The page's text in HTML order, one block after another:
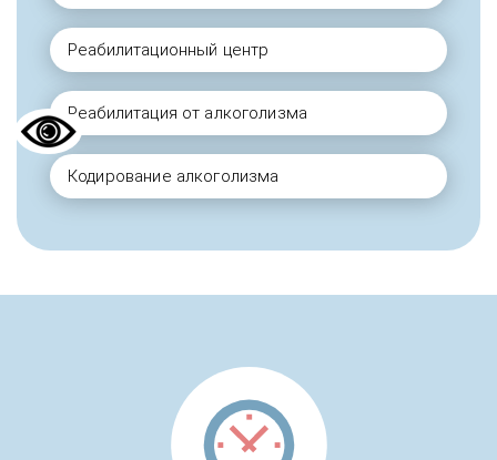
Реабилитационный центр
Реабилитация от алкоголизма
Кодирование алкоголизма